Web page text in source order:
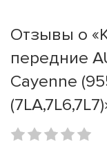
Отзывы о
передние
Cayenne